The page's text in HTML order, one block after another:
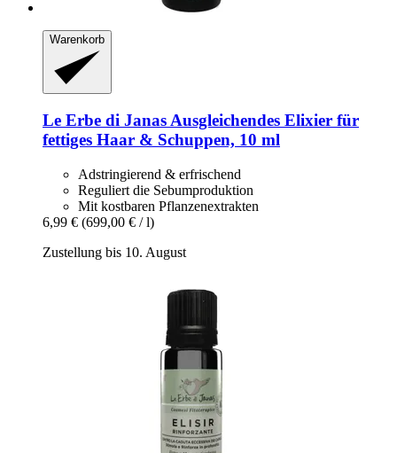
Warenkorb
Le Erbe di Janas Ausgleichendes Elixier für
fettiges Haar & Schuppen, 10 ml
Adstringierend & erfrischend
Reguliert die Sebumproduktion
Mit kostbaren Pflanzenextrakten
6,99 € (699,00 € / l)
Zustellung bis 10. August